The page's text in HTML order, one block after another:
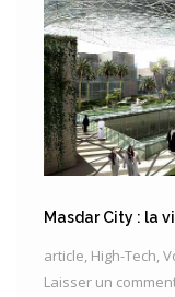
Masdar City : la
article, High-Tech,
Laisser un